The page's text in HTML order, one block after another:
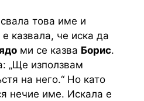
това име и
казвала, че иска да
ми се казва Борис.
„Ще използвам
на него.“ Но като
нечие име. Искала е